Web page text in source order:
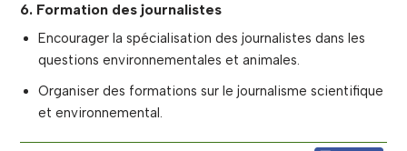
6. Formation des journalistes
Encourager la spécialisation des journalistes dans les
questions environnementales et animales.
Organiser des formations sur le journalisme scientifique
et environnemental.